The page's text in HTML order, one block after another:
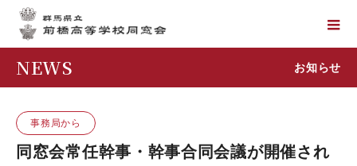
NEWS お知らせ
事務局から
同窓会常任幹事・幹事合同会議が開催され